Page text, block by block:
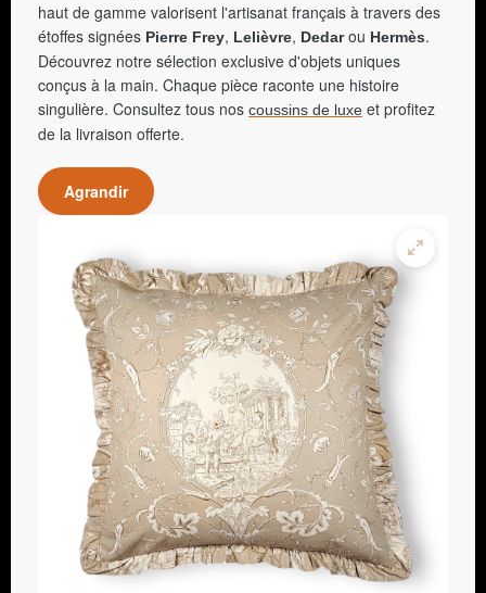
haut de gamme valorisent l'artisanat français à travers des
étoffes signées Pierre Frey, Lelièvre, Dedarou Hermès.
Découvrez notre sélection exclusive d'objets uniques
conçus à la main. Chaque pièce raconte une histoire
singulière. Consultez tous nos coussins de luxe et profitez
de la livraison offerte.
Agrandir